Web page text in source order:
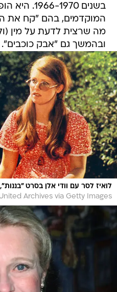
בשנים 1966-
המוקדמים, בהם "קח את
מה שרצית לדעת על מין
ובהמשך גם "אבק כוכבים".
לואיז לסר עם וודי אלן בסרט "בננות", 1971
Archives via Getty Images